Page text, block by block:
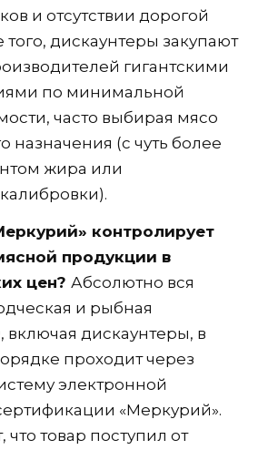
и отсутствии дорогой
дискаунтеры закупают
гигантскими
по минимальной
часто выбирая мясо
(с чуть более
жира или
контролирует
продукции в
цен? Абсолютно вся
и рыбная
дискаунтеры, в
проходит через
электронной
«Меркурий».
что товар поступил от